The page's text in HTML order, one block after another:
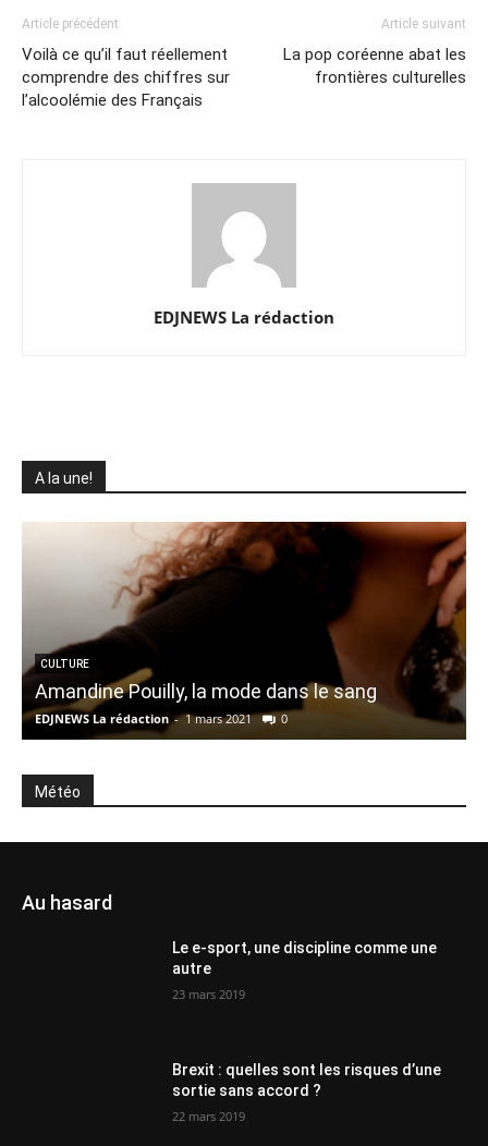
Article précédent
Voilà ce qu’il faut réellement
comprendre des chiffres sur
l’alcoolémie des Français
Article suivant
La pop coréenne abat les
frontières culturelles
EDJNEWS La rédaction
A la une!
CULTURE
Amandine Pouilly, la mode dans le sang
EDJNEWS La rédaction - 1 mars 2021 0
Météo
Au hasard
Le e-sport, une discipline comme une
autre
23 mars 2019
Brexit : quelles sont les risques d’une
sortie sans accord ?
22 mars 2019